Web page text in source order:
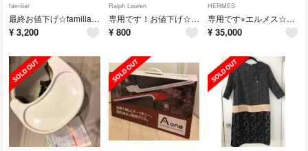
familiar
最終お値下げ☆familiar ファミリア ベスト120 ネイビー 紺
¥ 3,200
Ralph Lauren
専用です！お値下げ☆ラルフローレン デニムスカート 110
¥ 800
HERMES
専用です⭐︎エルメス☆ミニコンスタンス Hベルト マットシルバー
¥ 35,000